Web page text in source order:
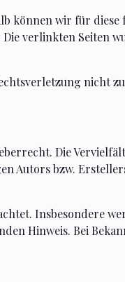
können wir für
verlinkten Seiten
nicht
Die
Autors bzw.
Insbesondere
Hinweis. Bei